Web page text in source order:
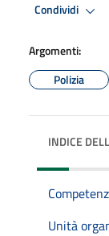
Condividi
Argomenti:
Polizia
INDICE
Unità